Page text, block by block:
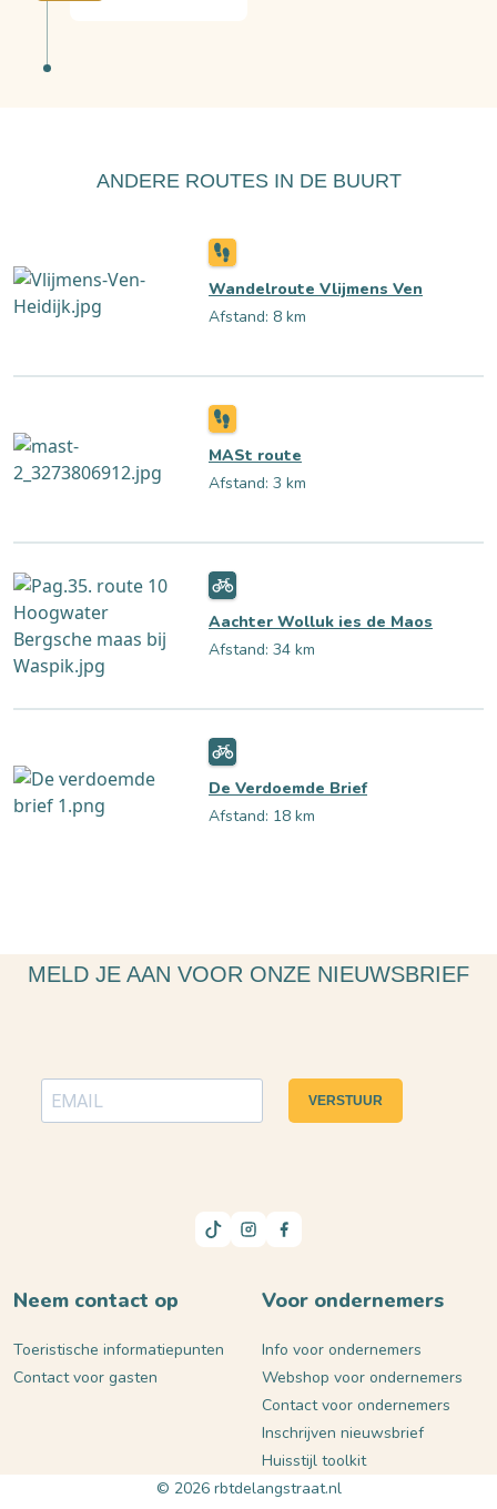
ANDERE ROUTES IN DE BUURT
Wandelroute Vlijmens Ven
Afstand: 8 km
MASt route
Afstand: 3 km
Aachter Wolluk ies de Maos
Afstand: 34 km
De Verdoemde Brief
Afstand: 18 km
MELD JE AAN VOOR ONZE NIEUWSBRIEF
VERSTUUR
Neem contact op
Toeristische informatiepunten
Contact voor gasten
Voor ondernemers
Info voor ondernemers
Webshop voor ondernemers
Contact voor ondernemers
Inschrijven nieuwsbrief
Huisstijl toolkit
© 2026 rbtdelangstraat.nl